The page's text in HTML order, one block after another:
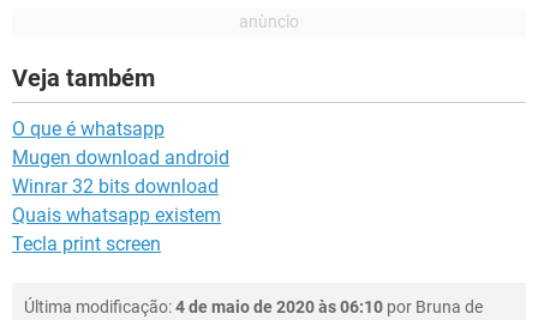
Veja também
O que é whatsapp
Mugen download android
Winrar 32 bits download
Quais whatsapp existem
Tecla print screen
Última modificação:4 de maio de 2020 às 06:10 por Bruna de